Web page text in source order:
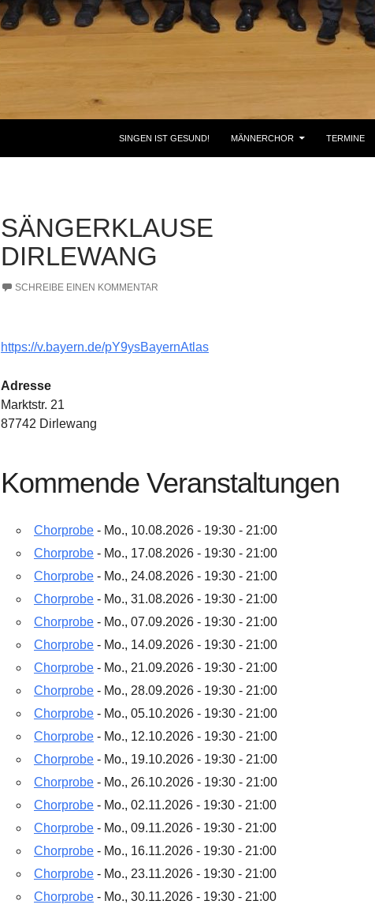
SINGEN IST GESUND! MÄNNERCHOR TERMINE
SÄNGERKLAUSE
DIRLEWANG
SCHREIBE EINEN KOMMENTAR
https://v.bayern.de/pY9ysBayernAtlas
Adresse
Marktstr. 21
87742 Dirlewang
Kommende Veranstaltungen
Chorprobe - Mo., 10.08.2026 - 19:30 - 21:00
Chorprobe - Mo., 17.08.2026 - 19:30 - 21:00
Chorprobe - Mo., 24.08.2026 - 19:30 - 21:00
Chorprobe - Mo., 31.08.2026 - 19:30 - 21:00
Chorprobe - Mo., 07.09.2026 - 19:30 - 21:00
Chorprobe - Mo., 14.09.2026 - 19:30 - 21:00
Chorprobe - Mo., 21.09.2026 - 19:30 - 21:00
Chorprobe - Mo., 28.09.2026 - 19:30 - 21:00
Chorprobe - Mo., 05.10.2026 - 19:30 - 21:00
Chorprobe - Mo., 12.10.2026 - 19:30 - 21:00
Chorprobe - Mo., 19.10.2026 - 19:30 - 21:00
Chorprobe - Mo., 26.10.2026 - 19:30 - 21:00
Chorprobe - Mo., 02.11.2026 - 19:30 - 21:00
Chorprobe - Mo., 09.11.2026 - 19:30 - 21:00
Chorprobe - Mo., 16.11.2026 - 19:30 - 21:00
Chorprobe - Mo., 23.11.2026 - 19:30 - 21:00
Chorprobe - Mo., 30.11.2026 - 19:30 - 21:00